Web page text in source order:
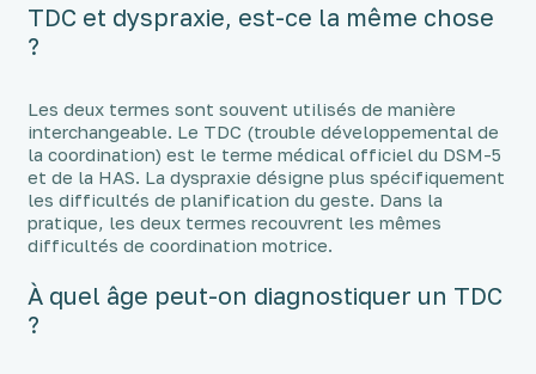
TDC et dyspraxie, est-ce la même chose
?
Les deux termes sont souvent utilisés de manière
interchangeable. Le TDC (trouble développemental de
la coordination) est le terme médical officiel du DSM-5
et de la HAS. La dyspraxie désigne plus spécifiquement
les difficultés de planification du geste. Dans la
pratique, les deux termes recouvrent les mêmes
difficultés de coordination motrice.
À quel âge peut-on diagnostiquer un TDC
?